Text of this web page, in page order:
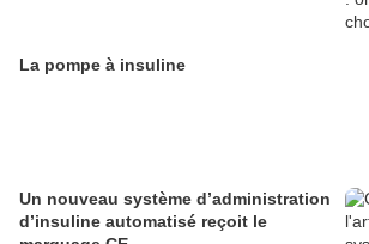
La pompe à insuline
Un nouveau système d’administration
d’insuline automatisé reçoit le